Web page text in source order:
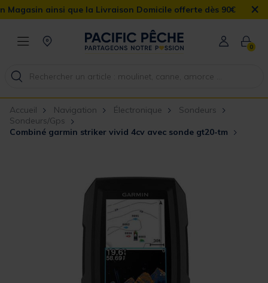
que la Livraison Domicile offerte dès 90€ ×
0
Accueil Navigation Électronique
Sondeurs
Sondeurs/Gps
Combiné garmin striker vivid 4cv avec sonde gt20-tm